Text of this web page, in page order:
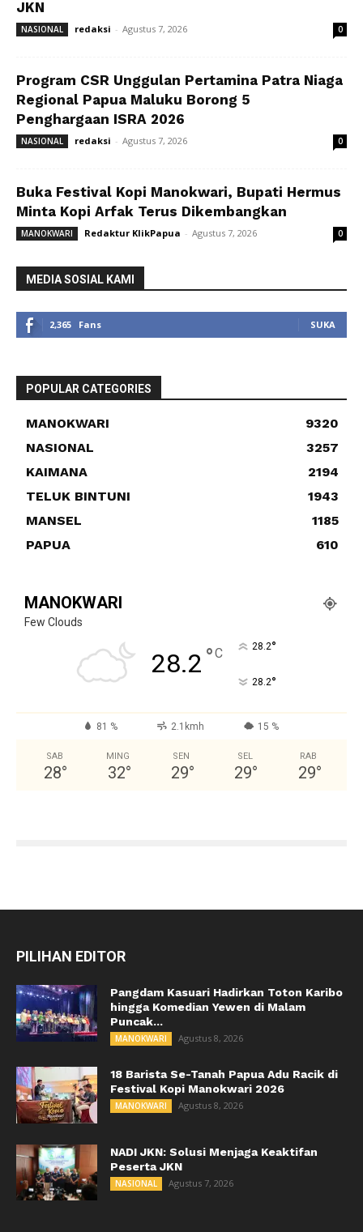
JKN
NASIONAL redaksi - Agustus 7, 2026 0
Program CSR Unggulan Pertamina Patra Niaga
Regional Papua Maluku Borong 5
Penghargaan ISRA 2026
NASIONAL redaksi - Agustus 7, 2026 0
Buka Festival Kopi Manokwari, Bupati Hermus
Minta Kopi Arfak Terus Dikembangkan
MANOKWARI Redaktur KlikPapua - Agustus 7, 2026 0
MEDIA SOSIAL KAMI
2,365 Fans SUKA
POPULAR CATEGORIES
MANOKWARI
9320
NASIONAL
3257
KAIMANA
2194
TELUK BINTUNI
1943
MANSEL
1185
PAPUA
610
MANOKWARI
Few Clouds
28.2 °C 28.2°
28.2°
81 % 2.1kmh 15 %
SAB
28°
MING
32°
SEN
29°
SEL
29°
RAB
29°
PILIHAN EDITOR
Pangdam Kasuari Hadirkan Toton Karibo
hingga Komedian Yewen di Malam
Puncak...
MANOKWARI Agustus 8, 2026
18 Barista Se-Tanah Papua Adu Racik di
Festival Kopi Manokwari 2026
MANOKWARI Agustus 8, 2026
NADI JKN: Solusi Menjaga Keaktifan
Peserta JKN
NASIONAL Agustus 7, 2026